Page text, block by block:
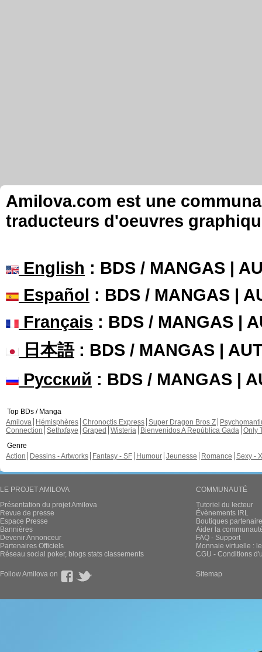
Amilova.com est une
traducteurs d'oeuvres
English : BDS / MANGAS |
Español : BDS / MANGAS |
Français : BDS / MANGAS |
日本語: BDS / MANGAS |
Русский : BDS / MANGAS |
Top BDs / Manga
Amilova
Hémisphères Chronoctis Express Super Dragon Bros Z
Connection Sethxfaye Graped Wisteria Bienvenidos A República Gada Only
Genre
Action
Dessins - Artworks Fantasy - SF Humour Jeunesse Romance Sexy -
LE PROJET AMILOVA
Présentation du projet Amilova
Revue de presse
Espace Presse
Bannières
Devenir Annonceur
Partenaires Officiels
Réseau social poker, blogs stats classements
COMMUNAUTÉ
Tutoriel du lecteur
Évènements IRL
Boutiques
Aider la
FAQ - Support
Monnaie virtuelle :
CGU - Conditions
Follow Amilova on Sitemap